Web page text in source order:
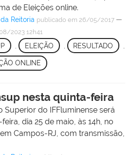
de Eleições online.
Reitoria publicado em 26/05/2017 —
2023 12h41
ELEIÇÃO RESULTADO
ONLINE
nesta quinta-feira
Superior do IFFluminense será
dia 25 de maio, às 14h, no
Campos-RJ, com transmissão,